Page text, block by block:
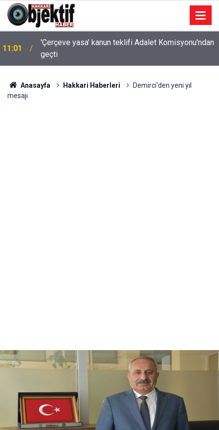
11:01
'Çerçeve yasa' kanun teklifi Adalet Komisyonu'ndan
geçti
Anasayfa Hakkari Haberleri
Demirci'den yeni yıl
mesajı